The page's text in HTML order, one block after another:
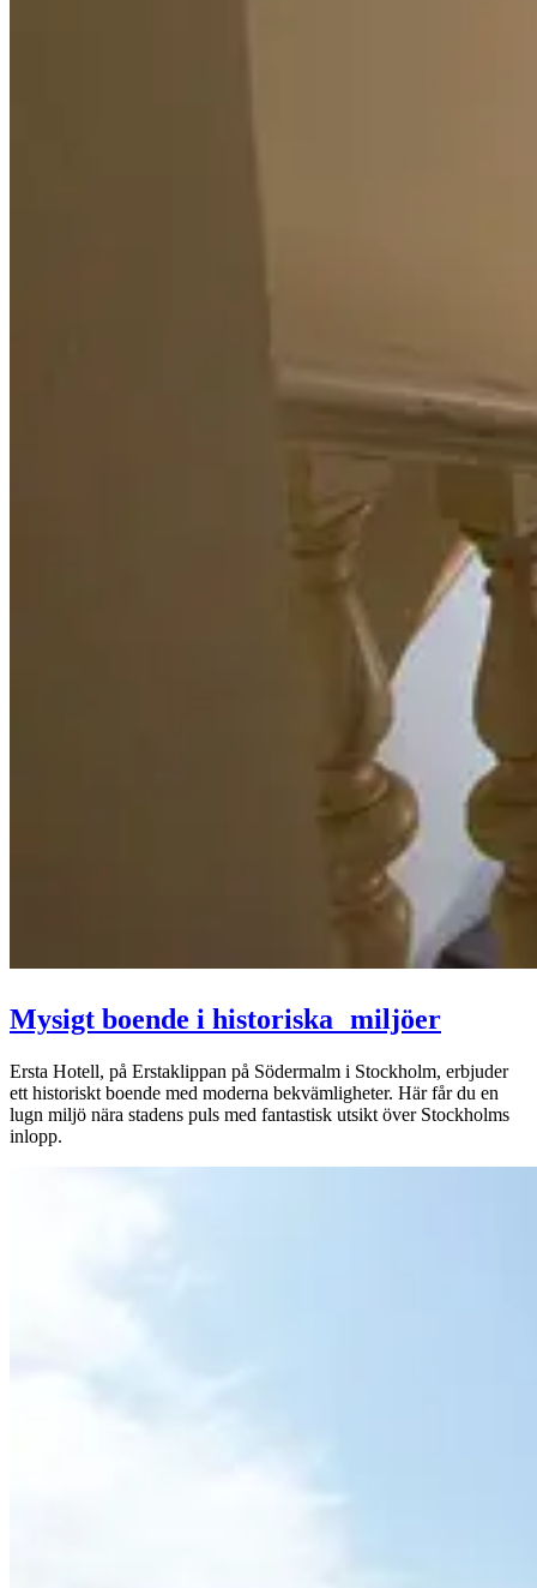
Mysigt boende i historiska miljöer
Ersta Hotell, på Erstaklippan på Södermalm i Stockholm, erbjuder
ett historiskt boende med moderna bekvämligheter. Här får du en
lugn miljö nära stadens puls med fantastisk utsikt över Stockholms
inlopp.